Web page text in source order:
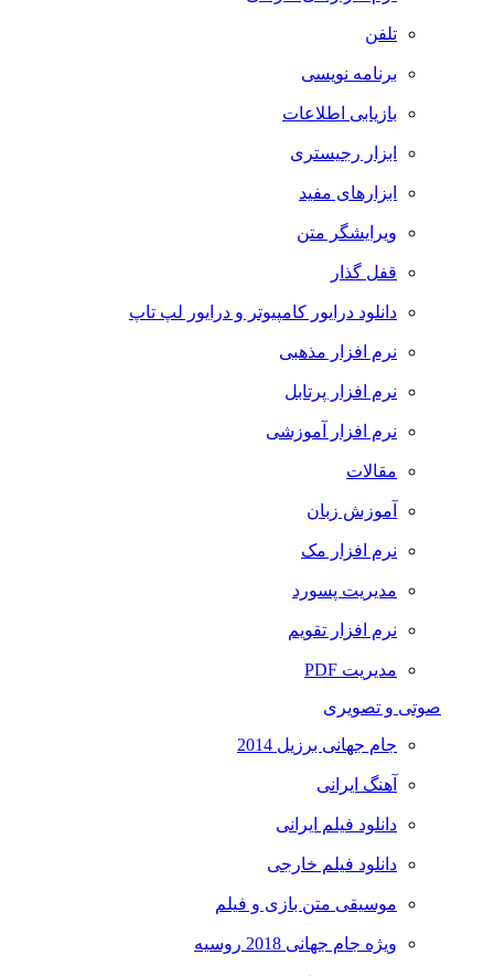
تلفن
برنامه نویسی
بازیابی اطلاعات
ابزار رجیستری
ابزارهای مفید
ویرایشگر متن
قفل گذار
دانلود درایور کامپیوتر و درایور لپ تاپ
نرم افزار مذهبی
نرم افزار پرتابل
نرم افزار آموزشی
مقالات
آموزش زبان
نرم افزار مک
مدیریت پسورد
نرم افزار تقویم
مدیریت PDF
صوتی و تصویری
جام جهانی برزیل 2014
آهنگ ایرانی
دانلود فیلم ایرانی
دانلود فیلم خارجی
موسیقی متن بازی و فیلم
ویژه جام جهانی 2018 روسیه